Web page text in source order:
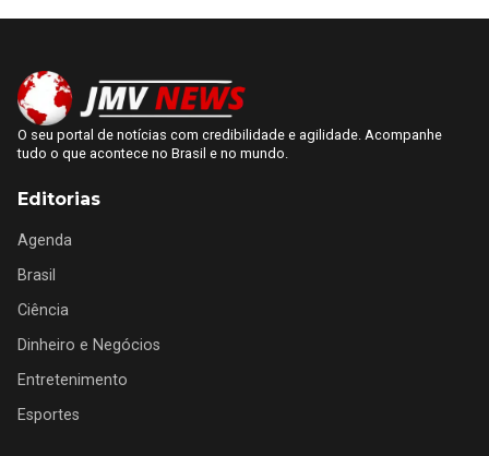
O seu portal de notícias com credibilidade e agilidade. Acompanhe
tudo o que acontece no Brasil e no mundo.
Editorias
Agenda
Brasil
Ciência
Dinheiro e Negócios
Entretenimento
Esportes